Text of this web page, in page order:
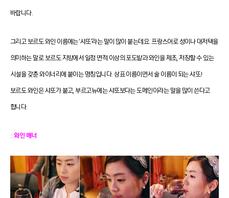
바랍니다.
그리고 보르도 와인 이름에는 ‘샤또’라는 말이 많이 붙는데요. 프랑스어로 성이나 대저택을
의미하는 말로 보르도 지방에서 일정 면적 이상의 포도밭과 와인을 제조, 저장할 수 있는
시설을 갖춘 와이너리에 붙이는 명칭입니다. 상표 이름이면서 술 이름이 되는 샤또!
보르도 와인은 샤또가 붙고, 부르고뉴에는 샤또보다는 도메인이라는 말을 많이 쓴다고
합니다.
::와인 매너